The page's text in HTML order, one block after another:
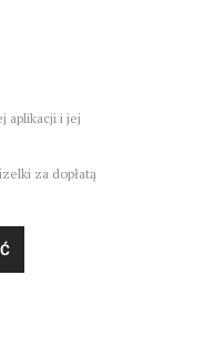
aplikacji i jej
za dopłatą